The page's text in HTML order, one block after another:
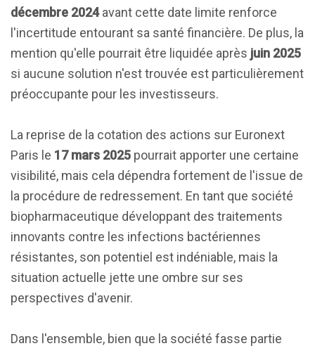
décembre 2024avant cette date limite renforce
l'incertitude entourant sa santé financière. De plus, la
mention qu'elle pourrait être liquidée après juin 2025
si aucune solution n'est trouvée est particulièrement
préoccupante pour les investisseurs.
La reprise de la cotation des actions sur Euronext
Paris le 17 mars 2025 pourrait apporter une certaine
visibilité, mais cela dépendra fortement de l'issue de
la procédure de redressement. En tant que société
biopharmaceutique développant des traitements
innovants contre les infections bactériennes
résistantes, son potentiel est indéniable, mais la
situation actuelle jette une ombre sur ses
perspectives d'avenir.
Dans l'ensemble, bien que la société fasse partie